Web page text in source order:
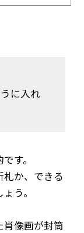
に入れ
す。
札か、できる
う。
肖像画が封筒